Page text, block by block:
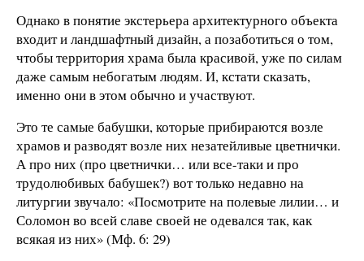
Однако в понятие экстерьера архитектурного объекта
входит и ландшафтный дизайн, а позаботиться о том,
чтобы территория храма была красивой, уже по силам
даже самым небогатым людям. И, кстати сказать,
именно они в этом обычно и участвуют.
Это те самые бабушки, которые прибираются возле
храмов и разводят возле них незатейливые цветнички.
А про них (про цветнички… или все-таки и про
трудолюбивых бабушек?) вот только недавно на
литургии звучало: «Посмотрите на полевые лилии… и
Соломон во всей славе своей не одевался так, как
всякая из них» (Мф. 6: 29)